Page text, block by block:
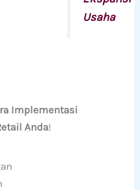
Usaha
Implementasi
Anda!